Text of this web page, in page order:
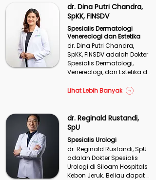
pemulihan fungsi tubuh
pasien yang terdampak
oleh kondisi kesehatan.
dr. Dina Putri Chandra,
SpKK, FINSDV
Spesialis Dermatologi
Venereologi dan Estetika
dr. Dina Putri Chandra,
SpKK, FINSDV adalah Dokter
Spesialis Dermatologi,
Venereologi, dan Estetika di
Yogyakarta. Beliau dapat
menular seksual, infeksi
jamur, jerawat, vitiligo,
dermatitis, dan
sebagainya.
Lihat Lebih Banyak
dr. Reginald Rustandi,
SpU
Spesialis Urologi
dr. Reginald Rustandi, SpU
adalah Dokter Spesialis
Urologi di Siloam Hospitals
Kebon Jeruk. Beliau dapat